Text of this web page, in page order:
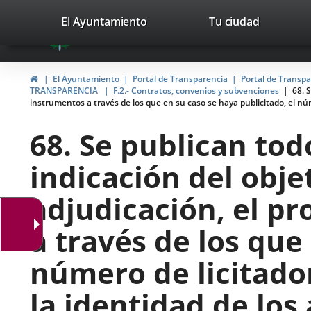
Portal
Web
del
Ayuntamiento
Valladolid
avaTop
valladolid.es
El Ayuntamiento Tu ciudad
InicioEl Ayuntamiento Portal de Transparencia Portal de
TRANSPARENCIA
F.2.- Contratos, convenios y subvenciones
68.
instrumentos a través de los que en su caso se haya publicitado, el
68. Se publican
indicación del
adjudicación, el
a través de los
número de